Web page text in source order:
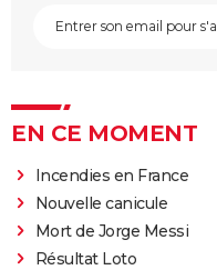
EN CE MOMENT
Incendies en France
Nouvelle canicule
Mort de Jorge Messi
Résultat Loto